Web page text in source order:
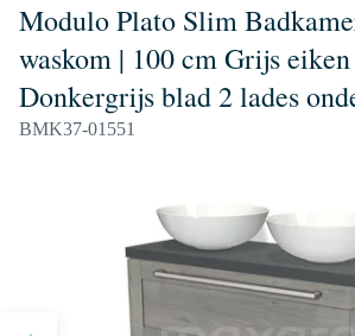
Modulo Plato Slim
waskom | 100 cm Grijs
Donkergrijs blad 2 lades
BMK37-01551